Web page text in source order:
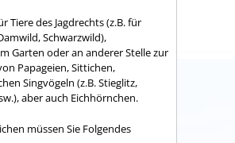
Tiere des Jagdrechts (z.B. für
Schwarzwild),
Garten oder an anderer Stelle zur
Papageien, Sittichen,
Singvögeln (z.B. Stieglitz,
aber auch Eichhörnchen.
müssen Sie Folgendes